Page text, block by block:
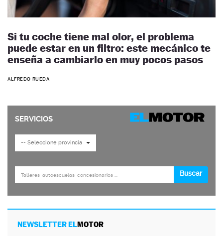
Si tu coche tiene mal olor, el problema
puede estar en un filtro: este mecánico te
enseña a cambiarlo en muy pocos pasos
ALFREDO RUEDA
NEWSLETTER ELMOTOR